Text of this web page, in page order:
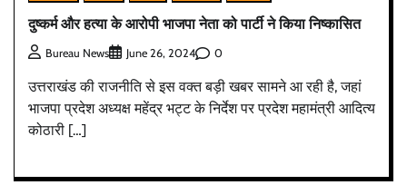
दुष्कर्म और हत्या के आरोपी भाजपा नेता को पार्टी ने किया निष्कासित
Bureau News June 26, 2024 0
उत्तराखंड की राजनीति से इस वक्त बड़ी खबर सामने आ रही है, जहां
भाजपा प्रदेश अध्यक्ष महेंद्र भट्ट के निर्देश पर प्रदेश महामंत्री आदित्य
कोठारी […]